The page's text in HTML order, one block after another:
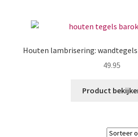
Houten lambrisering:
49.95
Product